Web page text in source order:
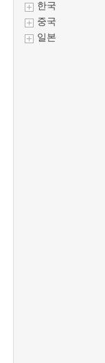
한국
중국
일본